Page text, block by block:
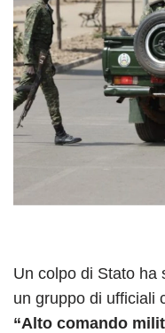
Un colpo di Stato ha
un gruppo di ufficiali
“Alto comando